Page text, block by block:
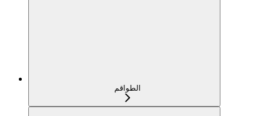
الطواقم